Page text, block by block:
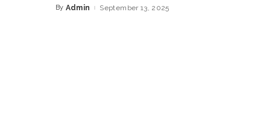
Posted
By Admin September 13, 2025